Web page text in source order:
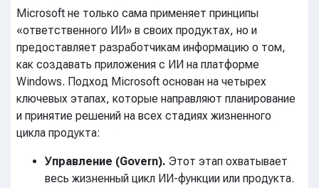
Microsoft не только сама применяет принципы
«ответственного ИИ» в своих продуктах, но и
предоставляет разработчикам информацию о том,
как создавать приложения с ИИ на платформе
Windows. Подход Microsoft основан на четырех
ключевых этапах, которые направляют планирование
и принятие решений на всех стадиях жизненного
цикла продукта:
Управление (Govern). Этот этап охватывает
весь жизненный цикл ИИ-функции или продукта.